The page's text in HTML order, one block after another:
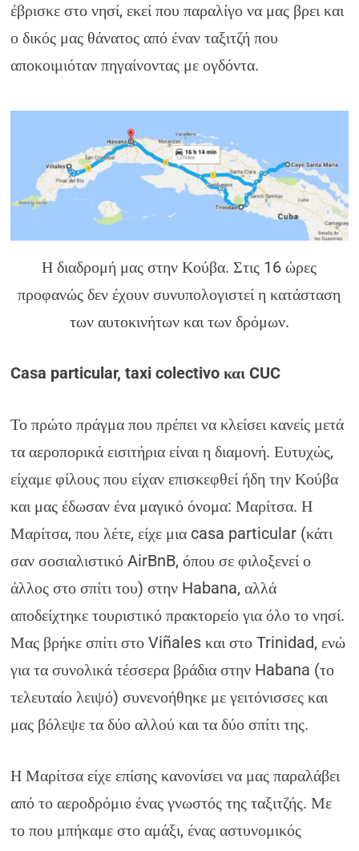
έβρισκε στο νησί, εκεί που παραλίγο να μας βρει και
ο δικός μας θάνατος από έναν ταξιτζή που
αποκοιμιόταν πηγαίνοντας με ογδόντα.
Η διαδρομή μας στην Κούβα. Στις 16 ώρες
προφανώς δεν έχουν συνυπολογιστεί η κατάσταση
των αυτοκινήτων και των δρόμων.
Casa particular, taxi colectivo και CUC
Το πρώτο πράγμα που πρέπει να κλείσει κανείς μετά
τα αεροπορικά εισιτήρια είναι η διαμονή. Ευτυχώς,
είχαμε φίλους που είχαν επισκεφθεί ήδη την Κούβα
και μας έδωσαν ένα μαγικό όνομα: Μαρίτσα. Η
Μαρίτσα, που λέτε, είχε μια casa particular (κάτι
σαν σοσιαλιστικό AirBnB, όπου σε φιλοξενεί ο
άλλος στο σπίτι του) στην Habana, αλλά
αποδείχτηκε τουριστικό πρακτορείο για όλο το νησί.
Μας βρήκε σπίτι στο Viñales και στο Trinidad, ενώ
για τα συνολικά τέσσερα βράδια στην Habana (το
τελευταίο λειψό) συνενοήθηκε με γειτόνισσες και
μας βόλεψε τα δύο αλλού και τα δύο σπίτι της.
Η Μαρίτσα είχε επίσης κανονίσει να μας παραλάβει
από το αεροδρόμιο ένας γνωστός της ταξιτζής. Με
το που μπήκαμε στο αμάξι, ένας αστυνομικός